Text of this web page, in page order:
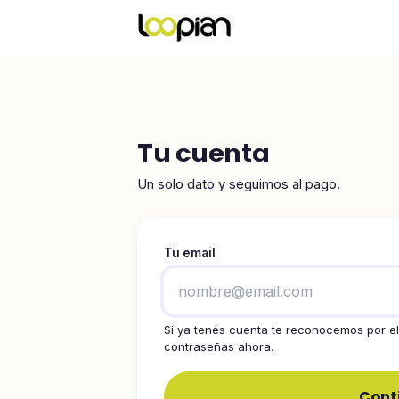
Tu cuenta
Un solo dato y seguimos al pago.
Tu email
Si ya tenés cuenta te reconocemos por
contraseñas ahora.